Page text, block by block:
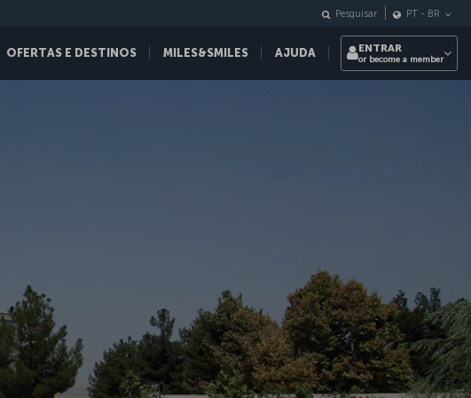
OFERTAS E DESTINOS MILES&SMILES AJUDA
Pesquisar PT - BR
ENTRAR
or become a member